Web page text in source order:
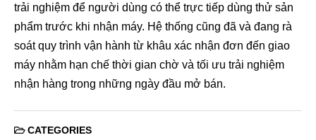
trải nghiệm để người dùng có thể trực tiếp dùng thử sản
phẩm trước khi nhận máy. Hệ thống cũng đã và đang rà
soát quy trình vận hành từ khâu xác nhận đơn đến giao
máy nhằm hạn chế thời gian chờ và tối ưu trải nghiệm
nhận hàng trong những ngày đầu mở bán.
CATEGORIES